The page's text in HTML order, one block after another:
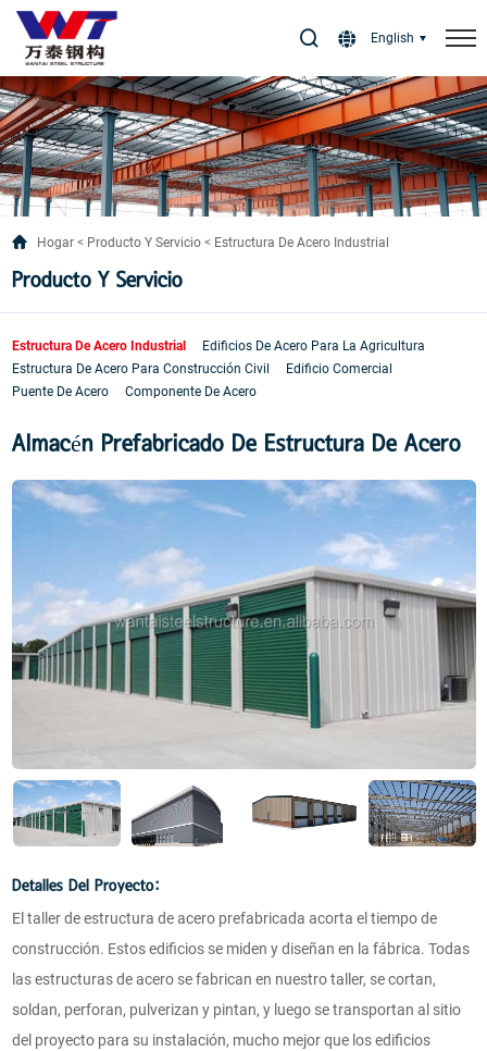
English
Select Language
Hogar Producto Y Servicio Estructura De Acero Industrial
Producto Y Servicio
Estructura De Acero Industrial
Edificios De Acero Para La Agricultura
Estructura De Acero Para Construcción Civil
Edificio Comercial
Puente De Acero
Componente De Acero
Almacén Prefabricado De Estructura De Acero
Detalles Del Proyecto:
El taller de estructura de acero prefabricada acorta el tiempo de
construcción. Estos edificios se miden y diseñan en la fábrica. Todas
las estructuras de acero se fabrican en nuestro taller, se cortan,
soldan, perforan, pulverizan y pintan, y luego se transportan al sitio
del proyecto para su instalación, mucho mejor que los edificios